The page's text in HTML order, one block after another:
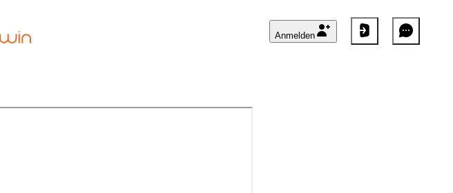
Anmelden